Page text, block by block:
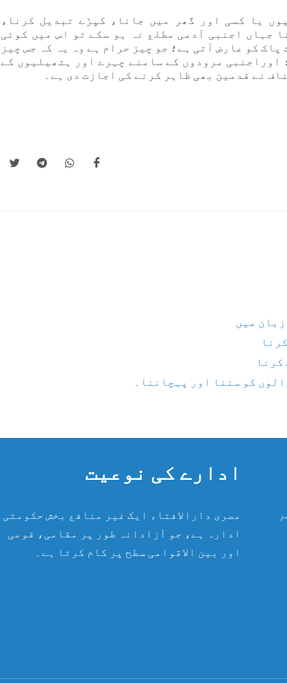
یا کسی اور گھر میں جانا، کپڑے تبدیل کرنا،
جہاں اجنبی آدمی مطلع نہ ہو سکے تو اس میں کوئی
کو عارض آتی ہے؛ جو چیز حرام ہے وہ یہ کہ جس چیز
اوراجنبی مرودوں کے سامنے چہرے اور ہتھیلیوں کے
نے قدمین بھی ظاہر کرنے کی اجازت دی ہے۔
زبان میں
کو سننا اور پہچاننا۔
ادارے کی نوعیت
مصری دارالافتاء ایک غیر منافع بخش حکومتی
ادارہ ہے، جو آزادانہ طور پر مقامی، قومی
اور بین الاقوامی سطح پر کام کرتا ہے۔